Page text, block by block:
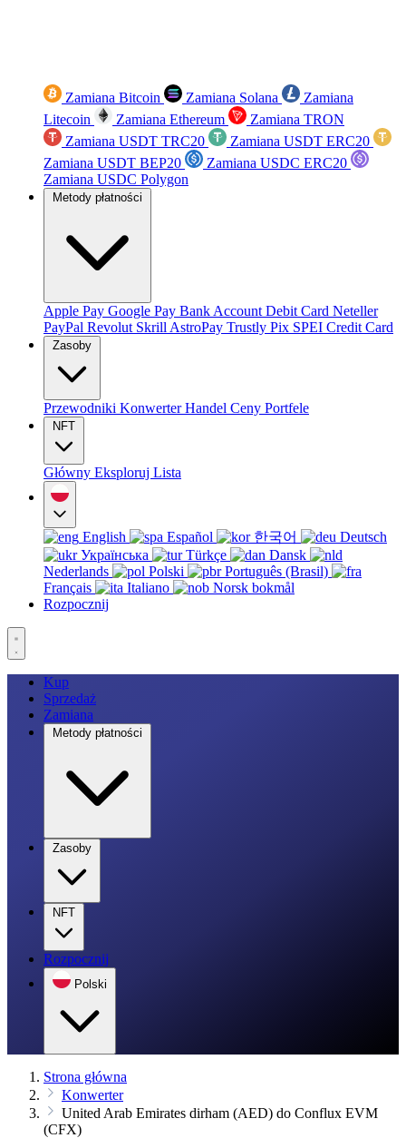
Zamiana Bitcoin Zamiana Solana
Zamiana
Litecoin
Zamiana Ethereum
Zamiana TRON
Zamiana USDT TRC20
Zamiana USDT ERC20
Zamiana USDT BEP20
Zamiana USDC ERC20
Zamiana USDC Polygon
Metody płatności
Apple Pay Google Pay Bank Account Debit Card Neteller
PayPal Revolut Skrill AstroPay Trustly Pix SPEI Credit Card
Zasoby
Przewodniki KonwerterHandel Ceny Portfele
NFT
Główny Eksploruj Lista
English Español 한국어
Deutsch
Українська
Türkçe
Dansk
Nederlands
Polski
Português (Brasil)
Français
Italiano
Norsk bokmål
Rozpocznij
Kup
Sprzedaż
Zamiana
Metody płatności
Zasoby
NFT
Rozpocznij
Polski
Strona główna
Konwerter
United Arab Emirates dirham (AED) do Conflux EVM
(CFX)